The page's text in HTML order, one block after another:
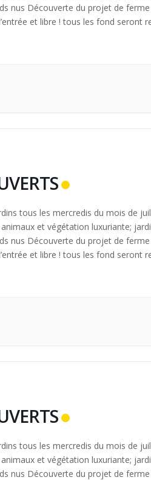
nus Découverte du projet de ferme
et libre ! tous les fond seront
tous les mercredis du mois de
et végétation luxuriante;
nus Découverte du projet de ferme
et libre ! tous les fond seront
tous les mercredis du mois de
et végétation luxuriante;
nus Découverte du projet de ferme